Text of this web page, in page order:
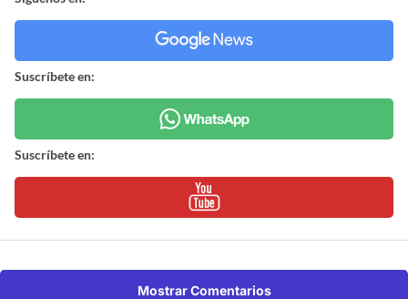
Suscríbete en:
Suscríbete en:
Mostrar Comentarios